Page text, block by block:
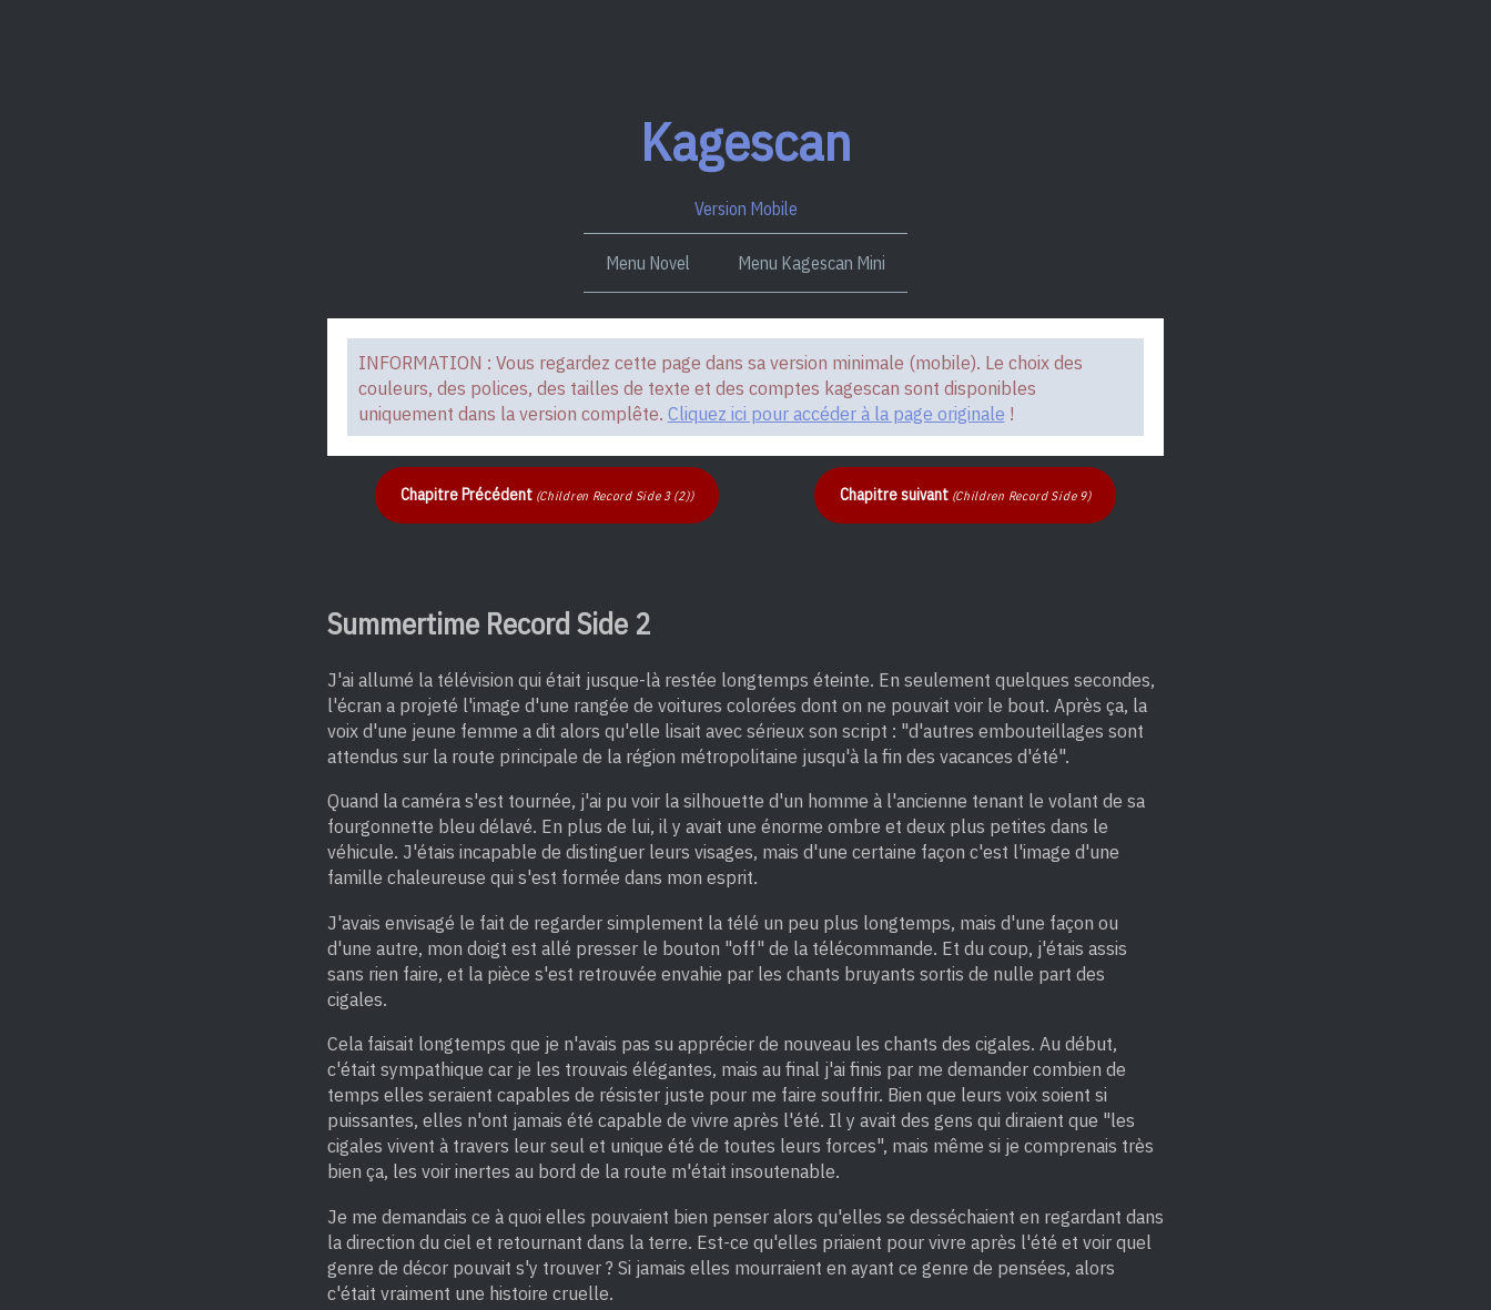
Kagescan
Version Mobile
Menu Novel Menu Kagescan Mini
INFORMATION : Vous regardez cette page dans sa version minimale (mobile). Le choix des
couleurs, des polices, des tailles de texte et des comptes kagescan sont disponibles
uniquement dans la version complête. Cliquez ici pour accéder à la page originale !
Chapitre Précédent (Children Record Side 3 (2)) Chapitre suivant (Children Record Side 9)
Summertime Record Side 2
J'ai allumé la télévision qui était jusque-là restée longtemps éteinte. En seulement quelques secondes,
l'écran a projeté l'image d'une rangée de voitures colorées dont on ne pouvait voir le bout. Après ça, la
voix d'une jeune femme a dit alors qu'elle lisait avec sérieux son script : "d'autres embouteillages sont
attendus sur la route principale de la région métropolitaine jusqu'à la fin des vacances d'été".
Quand la caméra s'est tournée, j'ai pu voir la silhouette d'un homme à l'ancienne tenant le volant de sa
fourgonnette bleu délavé. En plus de lui, il y avait une énorme ombre et deux plus petites dans le
véhicule. J'étais incapable de distinguer leurs visages, mais d'une certaine façon c'est l'image d'une
famille chaleureuse qui s'est formée dans mon esprit.
J'avais envisagé le fait de regarder simplement la télé un peu plus longtemps, mais d'une façon ou
d'une autre, mon doigt est allé presser le bouton "off" de la télécommande. Et du coup, j'étais assis
sans rien faire, et la pièce s'est retrouvée envahie par les chants bruyants sortis de nulle part des
cigales.
Cela faisait longtemps que je n'avais pas su apprécier de nouveau les chants des cigales. Au début,
c'était sympathique car je les trouvais élégantes, mais au final j'ai finis par me demander combien de
temps elles seraient capables de résister juste pour me faire souffrir. Bien que leurs voix soient si
puissantes, elles n'ont jamais été capable de vivre après l'été. Il y avait des gens qui diraient que "les
cigales vivent à travers leur seul et unique été de toutes leurs forces", mais même si je comprenais très
bien ça, les voir inertes au bord de la route m'était insoutenable.
Je me demandais ce à quoi elles pouvaient bien penser alors qu'elles se desséchaient en regardant dans
la direction du ciel et retournant dans la terre. Est-ce qu'elles priaient pour vivre après l'été et voir quel
genre de décor pouvait s'y trouver ? Si jamais elles mourraient en ayant ce genre de pensées, alors
c'était vraiment une histoire cruelle.